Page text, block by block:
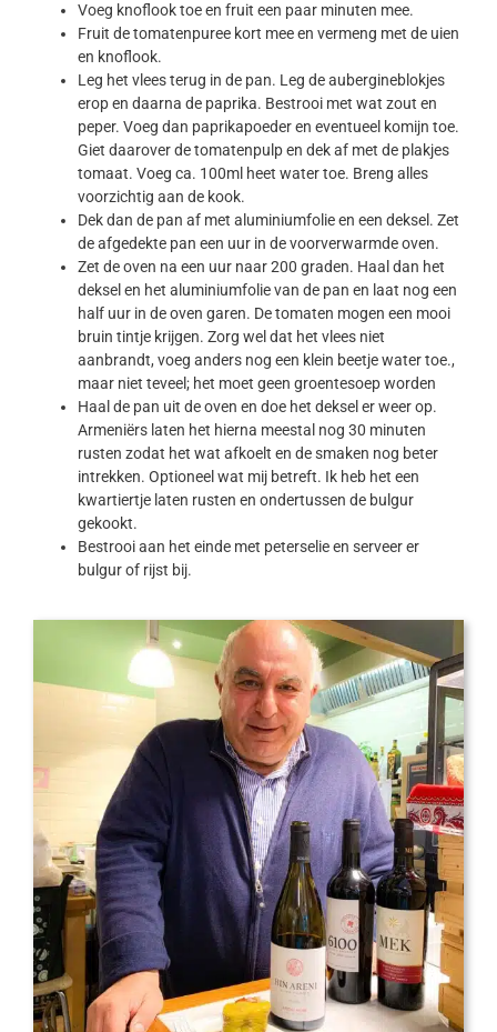
Voeg knoflook toe en fruit een paar minuten mee.
Fruit de tomatenpuree kort mee en vermeng met de uien
en knoflook.
Leg het vlees terug in de pan. Leg de aubergineblokjes
erop en daarna de paprika. Bestrooi met wat zout en
peper. Voeg dan paprikapoeder en eventueel komijn toe.
Giet daarover de tomatenpulp en dek af met de plakjes
tomaat. Voeg ca. 100ml heet water toe. Breng alles
voorzichtig aan de kook.
Dek dan de pan af met aluminiumfolie en een deksel. Zet
de afgedekte pan een uur in de voorverwarmde oven.
Zet de oven na een uur naar 200 graden. Haal dan het
deksel en het aluminiumfolie van de pan en laat nog een
half uur in de oven garen. De tomaten mogen een mooi
bruin tintje krijgen. Zorg wel dat het vlees niet
aanbrandt, voeg anders nog een klein beetje water toe.,
maar niet teveel; het moet geen groentesoep worden
Haal de pan uit de oven en doe het deksel er weer op.
Armeniërs laten het hierna meestal nog 30 minuten
rusten zodat het wat afkoelt en de smaken nog beter
intrekken. Optioneel wat mij betreft. Ik heb het een
kwartiertje laten rusten en ondertussen de bulgur
gekookt.
Bestrooi aan het einde met peterselie en serveer er
bulgur of rijst bij.